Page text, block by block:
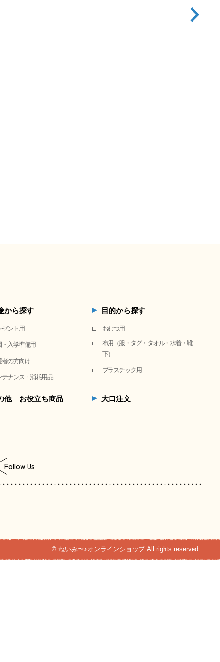
から探す
ゼント用
・入学準備用
者の方向け
テナンス・消耗用品
目的から探す
おむつ用
布用（服・タグ・タオル・水着・靴
下）
プラスチック用
他 お役立ち商品 大口注文
Follow Us
© ねいみ〜♪オンラインショップ All rights reserved.